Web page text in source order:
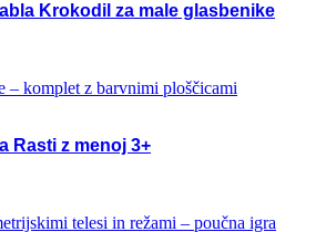
Krokodil za male glasbenike
Rasti z menoj 3+